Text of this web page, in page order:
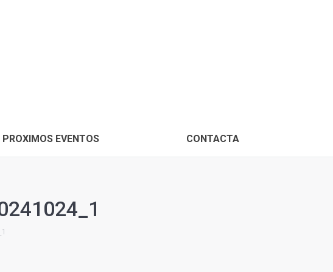
PROXIMOS EVENTOS CONTACTA